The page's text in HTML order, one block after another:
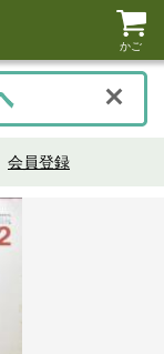
かご
会員登録